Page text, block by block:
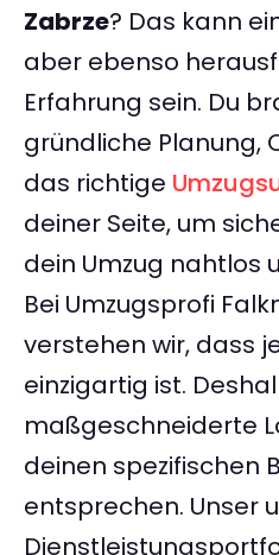
Zabrze? Das kann
aber ebenso
Erfahrung sein. Du
gründliche Planung,
das richtige
deiner Seite, um
dein Umzug nahtlos
Bei Umzugsprofi
verstehen wir, dass
einzigartig ist.
maßgeschneiderte
deinen spezifischen
entsprechen. Unser